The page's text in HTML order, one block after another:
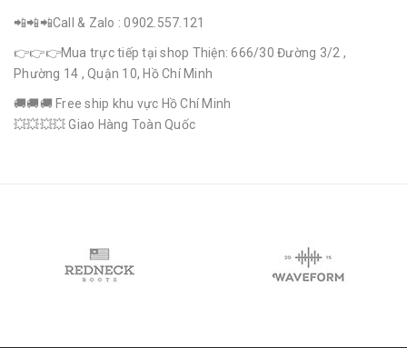
📲📲📲Call & Zalo : 0902.557.121
👉👉👉Mua trực tiếp tại shop Thiện: 666/30 Đường 3/2 ,
Phường 14 , Quận 10, Hồ Chí Minh
🚚🚚🚚 Free ship khu vực Hồ Chí Minh
💥💥💥💥 Giao Hàng Toàn Quốc